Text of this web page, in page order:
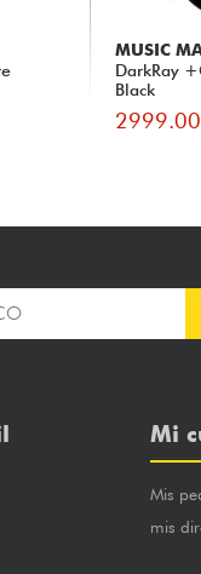
MUSIC
DarkRay
Black
Mi
Mis
mis